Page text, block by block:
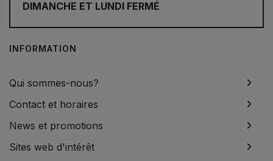
DIMANCHE ET LUNDI FERMÉ
INFORMATION
Qui sommes-nous?
Contact et horaires
News et promotions
Sites web d'intérêt